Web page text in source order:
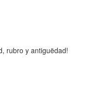
rubro y antiguëdad!